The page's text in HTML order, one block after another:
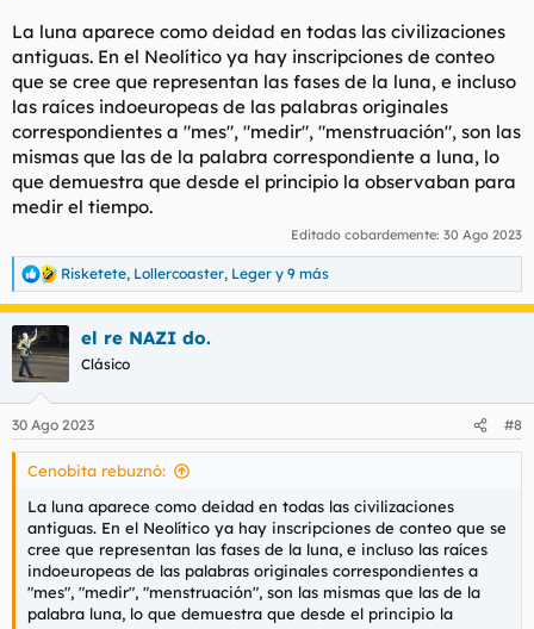
La luna aparece como deidad en todas las civilizaciones
antiguas. En el Neolítico ya hay inscripciones de conteo
que se cree que representan las fases de la luna, e incluso
las raíces indoeuropeas de las palabras originales
correspondientes a "mes", "medir", "menstruación", son las
mismas que las de la palabra correspondiente a luna, lo
que demuestra que desde el principio la observaban para
medir el tiempo.
Editado cobardemente: 30 Ago 2023
R
e
a
c
c
i
e
s
Risketete, Lollercoaster, Leger y 9 más
el re NAZI do.
Clásico
30 Ago 2023 #8
Cenobita rebuznó:
La luna aparece como deidad en todas las civilizaciones
antiguas. En el Neolítico ya hay inscripciones de conteo que se
cree que representan las fases de la luna, e incluso las raíces
indoeuropeas de las palabras originales correspondientes a
"mes", "medir", "menstruación", son las mismas que las de la
palabra luna, lo que demuestra que desde el principio la